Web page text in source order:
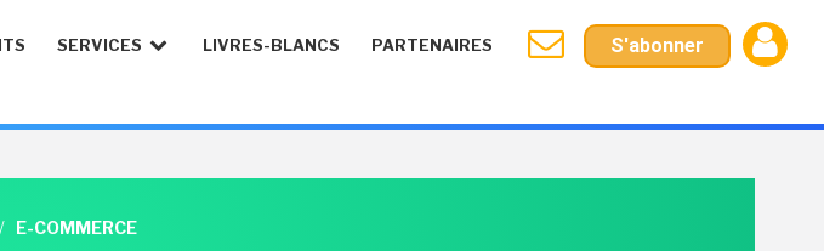
SERVICES LIVRES-BLANCS PARTENAIRES S'abonner
/ E-COMMERCE